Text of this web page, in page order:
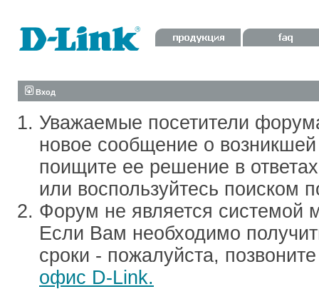
Вход
Уважаемые посетители
новое сообщение о
поищите ее решение в
или воспользуйтесь поиском
Форум не является системой
Если Вам необходимо
сроки - пожалуйста,
офис D-Link.